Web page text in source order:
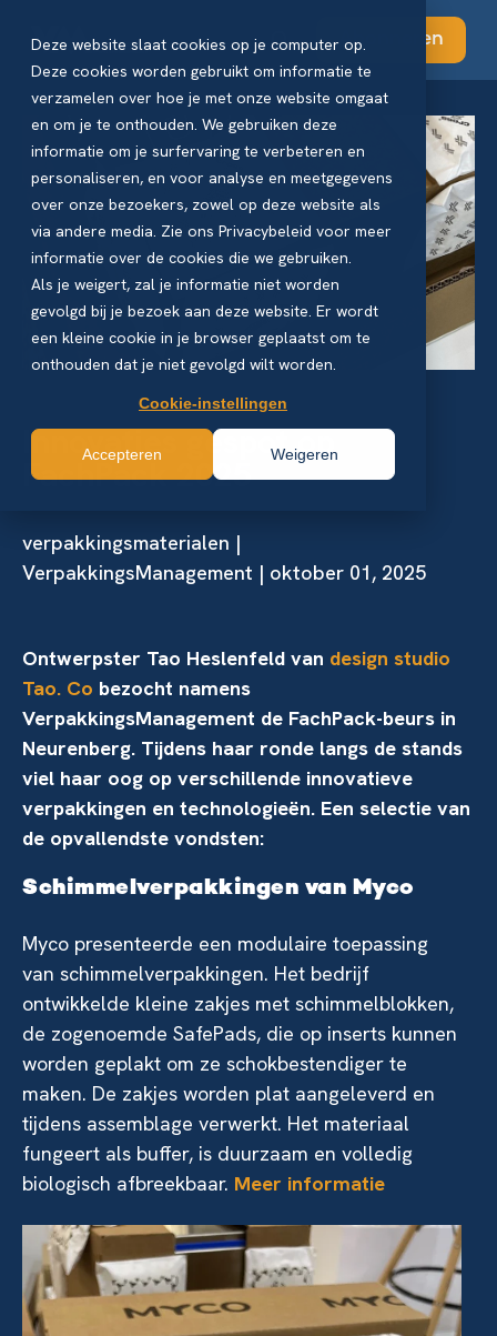
Deze website slaat cookies op je computer op.
Deze cookies worden gebruikt om informatie te
verzamelen over hoe je met onze website omgaat
en om je te onthouden. We gebruiken deze
informatie om je surfervaring te verbeteren en
personaliseren, en voor analyse en meetgegevens
over onze bezoekers, zowel op deze website als
via andere media. Zie ons Privacybeleid voor meer
informatie over de cookies die we gebruiken.
Als je weigert, zal je informatie niet worden
gevolgd bij je bezoek aan deze website. Er wordt
een kleine cookie in je browser geplaatst om te
onthouden dat je niet gevolgd wilt worden.
Cookie-instellingen
Accepteren Weigeren
Abonneren
Innovaties gespot op
FachPack 2025
verpakkingsmaterialen |
VerpakkingsManagement | oktober 01, 2025
Ontwerpster Tao Heslenfeld van design studio
Tao. Co bezocht namens
VerpakkingsManagement de FachPack-beurs in
Neurenberg. Tijdens haar ronde langs de stands
viel haar oog op verschillende innovatieve
verpakkingen en technologieën. Een selectie van
de opvallendste vondsten:
Schimmelverpakkingen van Myco
Myco presenteerde een modulaire toepassing
van schimmelverpakkingen. Het bedrijf
ontwikkelde kleine zakjes met schimmelblokken,
de zogenoemde SafePads, die op inserts kunnen
worden geplakt om ze schokbestendiger te
maken. De zakjes worden plat aangeleverd en
tijdens assemblage verwerkt. Het materiaal
fungeert als buffer, is duurzaam en volledig
biologisch afbreekbaar. Meer informatie